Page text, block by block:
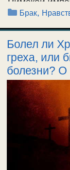
конкубината
мужчины со
женщиной.
учению
«вступать в
Ещё…
Рубрики
Брак,
Болел ли
греха, или
болезни? О